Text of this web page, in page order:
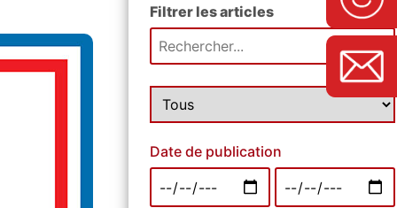
Filtrer les articles
Date de publication